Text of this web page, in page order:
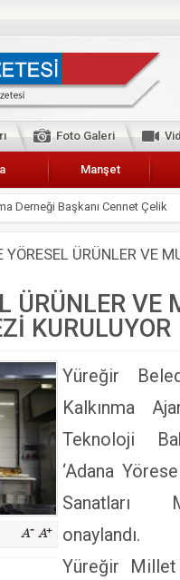
Foto Galeri
Manşet
Karalar’a hizmet çağrısı
Esnaf Odası Başkanı Şefik
ANNELER TARİH
2019 YILI PAMUK
Enis Akyürek
Derneği Başkanı Cennet Çelik
YÖRESEL ÜRÜNLER VE
ÜRÜNLER VE
KURULUYOR
Yüreğir
Kalkınma
Teknoloji
‘Adana
Sanatları
onaylandı.
Yüreğir